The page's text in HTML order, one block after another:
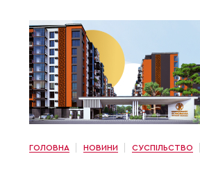
ГОЛОВНА НОВИНИ СУСПІЛЬСТВО